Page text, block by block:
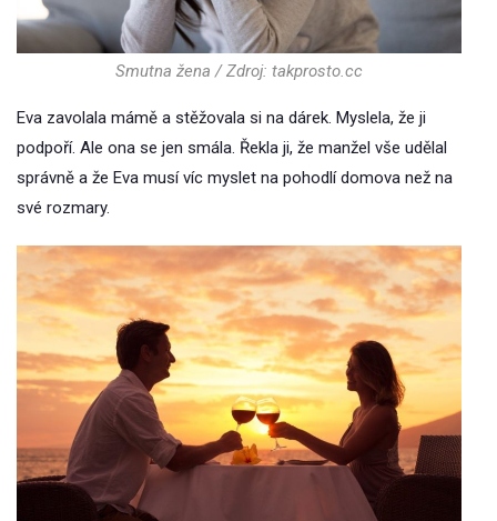
Smutna žena / Zdroj: takprosto.cc
Eva zavolala mámě a stěžovala si na dárek. Myslela, že ji
podpoří. Ale ona se jen smála. Řekla ji, že manžel vše udělal
správně a že Eva musí víc myslet na pohodlí domova než na
své rozmary.